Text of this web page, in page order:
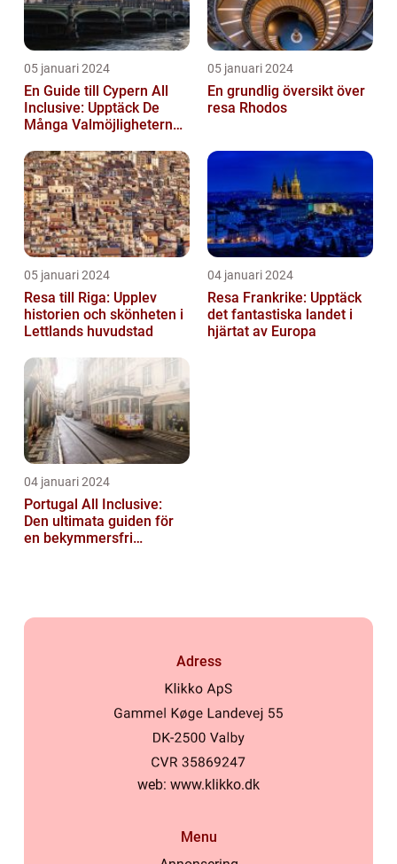
05 januari 2024
En Guide till Cypern All
Inclusive: Upptäck De
Många Valmöjligheterna
Semester...
05 januari 2024
En grundlig översikt över
resa Rhodos
05 januari 2024
Resa till Riga: Upplev
historien och skönheten i
Lettlands huvudstad
04 januari 2024
Resa Frankrike: Upptäck
det fantastiska landet i
hjärtat av Europa
04 januari 2024
Portugal All Inclusive:
Den ultimata guiden för
en bekymmersfri
Adress
web: www.klikko.dk
Menu